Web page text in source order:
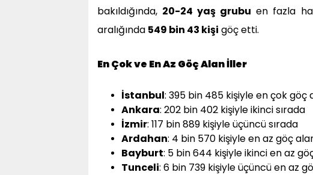
bakıldığında, 20-24 yaş grubu en fazla
aralığında 549 bin 43 kişi göç etti.
En Çok ve En Az Göç Alan İller
İstanbul: 395 bin 485 kişiyle en çok göç
Ankara: 202 bin 402 kişiyle ikinci sırada
İzmir: 117 bin 889 kişiyle üçüncü sırada
Ardahan: 4 bin 570 kişiyle en az göç
Bayburt: 5 bin 644 kişiyle ikinci en az
Tunceli: 6 bin 739 kişiyle üçüncü en az